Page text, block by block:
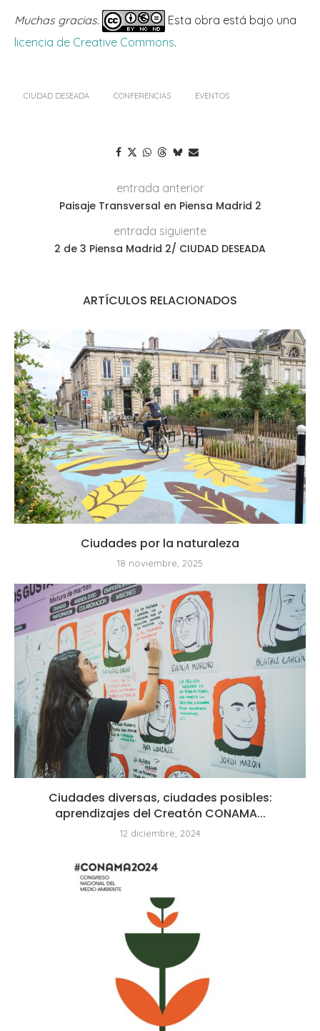
Muchas gracias.
Esta obra está bajo una
licencia de Creative Commons.
CIUDAD DESEADA CONFERENCIAS EVENTOS
entrada anterior
Paisaje Transversal en Piensa Madrid 2
entrada siguiente
2 de 3 Piensa Madrid 2/ CIUDAD DESEADA
ARTÍCULOS RELACIONADOS
Ciudades por la naturaleza
18 noviembre, 2025
Ciudades diversas, ciudades posibles:
aprendizajes del Creatón CONAMA...
12 diciembre, 2024